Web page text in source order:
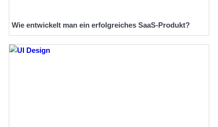
Wie entwickelt man ein erfolgreiches SaaS-Produkt?